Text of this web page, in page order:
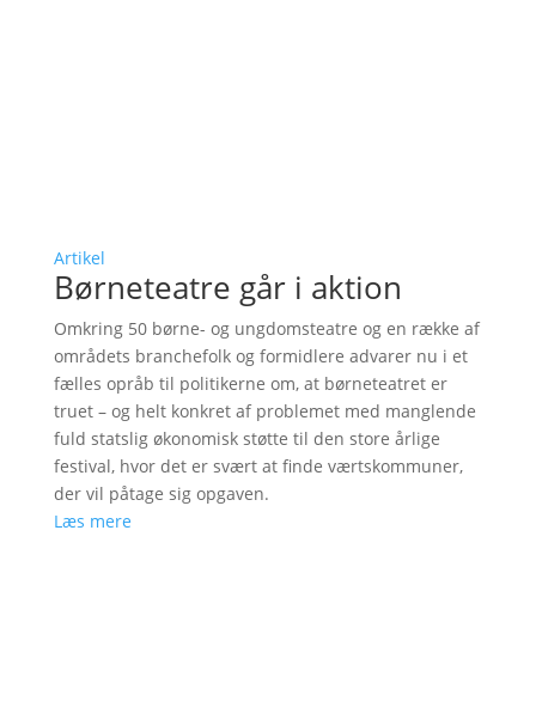
Artikel
Børneteatre går i aktion
Omkring 50 børne- og ungdomsteatre og en række af
områdets branchefolk og formidlere advarer nu i et
fælles opråb til politikerne om, at børneteatret er
truet – og helt konkret af problemet med manglende
fuld statslig økonomisk støtte til den store årlige
festival, hvor det er svært at finde værtskommuner,
der vil påtage sig opgaven.
Læs mere